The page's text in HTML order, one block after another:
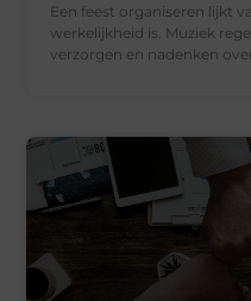
Een feest organiseren lijkt
werkelijkheid is. Muziek
verzorgen en nadenken